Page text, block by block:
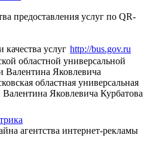
предоставления услуг по QR-
http://bus.gov.ru
областной универсальной
Валентина Яковлевича
областная универсальная
Яковлевича Курбатова
агентства интернет-рекламы